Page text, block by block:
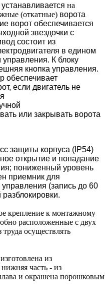
на
(откатные) ворота
ворот обеспечивается
звездочки с
состоит из
в едином
К блоку
кнопка управления.
обеспечивает
если двигатель не
или закрывать ворота
защиты корпуса (IP54)
открытие и попадание
пониженный уровень
приемник для
(запись до 60
.
крепление к монтажному
расположенные с двух
осуществлять
из
часть - из
и окрашена порошковым